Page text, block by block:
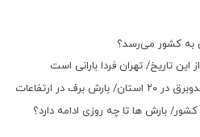
به کشور می‌رسد؟
این تاریخ/ تهران فردا بارانی است
در ارتفاعات
بارش ها تا چه روزی ادامه دارد؟